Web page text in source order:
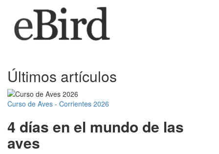
Últimos artículos
Curso de Aves - Corrientes 2026
4 días en el mundo de las
aves